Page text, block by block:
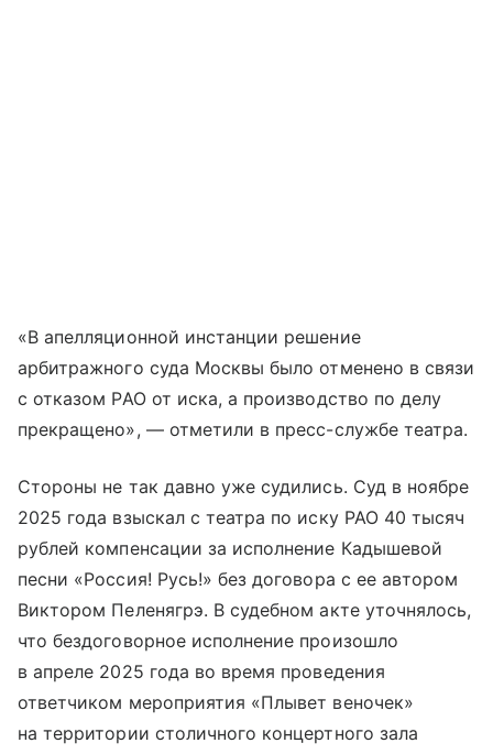
«В апелляционной инстанции решение
арбитражного суда Москвы было отменено в связи
с отказом РАО от иска, а производство по делу
прекращено», — отметили в пресс-службе театра.
Стороны не так давно уже судились. Суд в ноябре
2025 года взыскал с театра по иску РАО 40 тысяч
рублей компенсации за исполнение Кадышевой
песни «Россия! Русь!» без договора с ее автором
Виктором Пеленягрэ. В судебном акте уточнялось,
что бездоговорное исполнение произошло
в апреле 2025 года во время проведения
ответчиком мероприятия «Плывет веночек»
на территории столичного концертного зала